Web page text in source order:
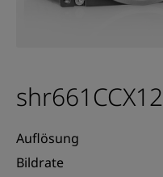
shr661CCX12
Auflösung
Bildrate